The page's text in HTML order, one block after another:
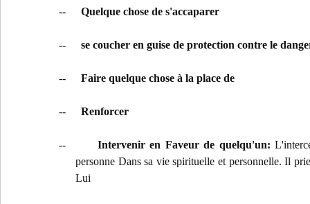
-- Quelque chose de s'accaparer
-- se coucher en guise de protection contre le
-- Faire quelque chose à la place de
-- Renforcer
-- Intervenir en Faveur de quelqu'un:
personne Dans sa vie spirituelle et personnelle. Il
Lui